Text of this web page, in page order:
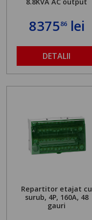
837586lei
DETALII
Repartitor etajat cu
surub, 4P, 160A, 48
gauri